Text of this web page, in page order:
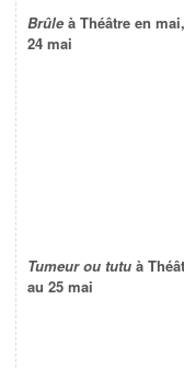
Brûle à Théâtre en
24 mai
Tumeur ou tutu à
au 25 mai